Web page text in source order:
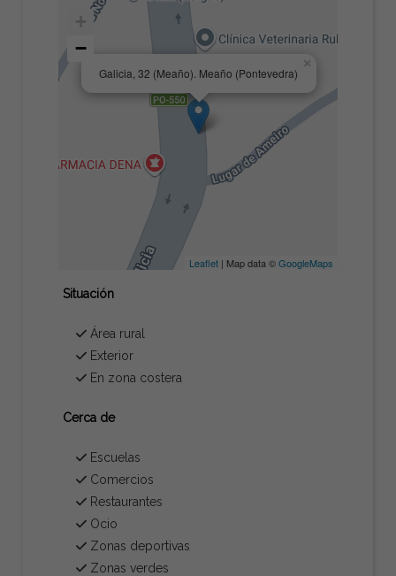
Galicia, 32 (Meaño). Meaño (Pontevedra)
×
−
Leaflet| Map data ©GoogleMaps
Situación
Área rural
Exterior
En zona costera
Cerca de
Escuelas
Comercios
Restaurantes
Ocio
Zonas deportivas
Zonas verdes